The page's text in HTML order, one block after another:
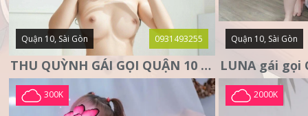
Quận 10, Sài Gòn 0931493255
THU QUỲNH GÁI GỌI QUẬN 10 – MẶT XINH DA TRẮNG – SANG
Quận 10, Sài Gòn
300K 2000K